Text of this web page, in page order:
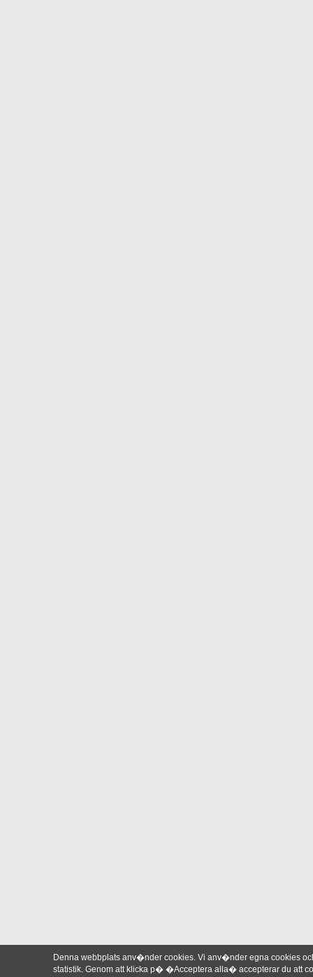
Denna webbplats anv�nder cookies. Vi anv�nder egna cookies
statistik. Genom att klicka p� �Acceptera alla� accepterar du att